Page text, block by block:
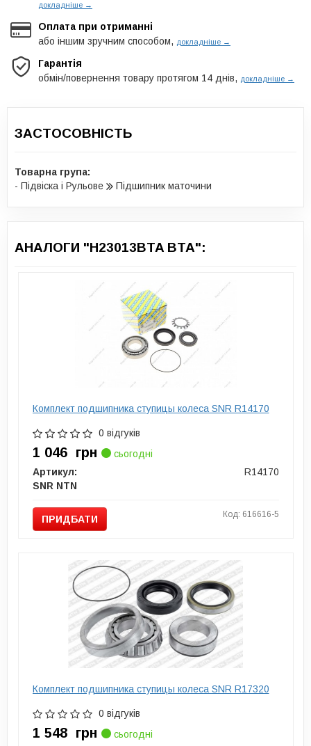
докладніше →
Оплата при отриманні
або іншим зручним способом, докладніше →
Гарантія
обмін/повернення товару протягом 14 днів, докладніше →
ЗАСТОСОВНІСТЬ
Товарна група:
- Підвіска і Рульове
Підшипник маточини
АНАЛОГИ "H23013BTA BTA":
Комплект подшипника ступицы колеса SNR R14170
0 відгуків
1 046 грн
сьогодні
Артикул:
R14170
SNR NTN
ПРИДБАТИ Код: 616616-5
Комплект подшипника ступицы колеса SNR R17320
0 відгуків
1 548 грн
сьогодні